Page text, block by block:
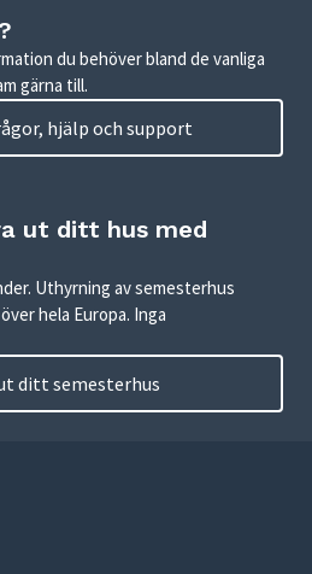
du behöver bland de vanliga
gärna till.
hjälp och support
ut ditt hus med
Uthyrning av semesterhus
hela Europa. Inga
ditt semesterhus